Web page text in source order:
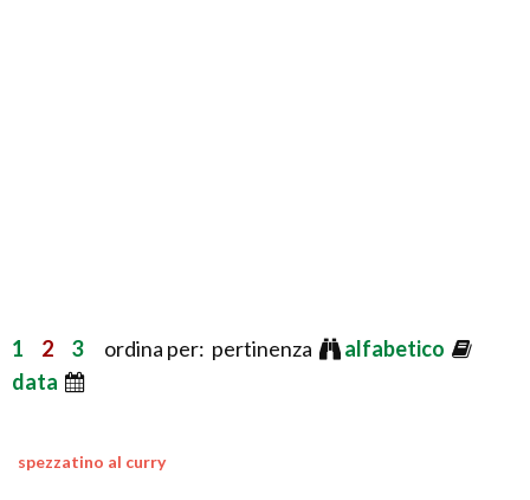
1 2 3ordina per: pertinenza
alfabetico
data
spezzatino al curry